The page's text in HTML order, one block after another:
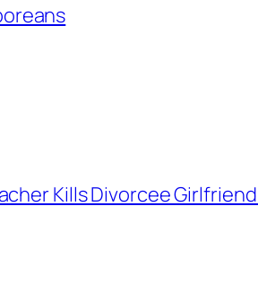
Kills Divorcee